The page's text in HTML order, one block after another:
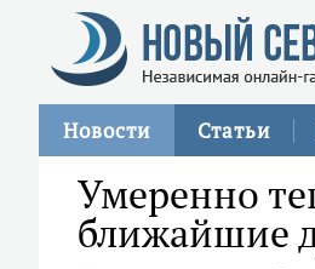
Новости Статьи
Умеренно
ближайшие